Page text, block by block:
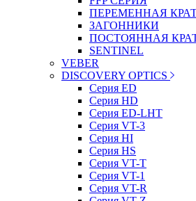
ПЕРЕМЕННАЯ
ЗАГОННИКИ
ПОСТОЯННАЯ
SENTINEL
VEBER
DISCOVERY OPTICS
Серия ED
Серия HD
Серия ED-LHT
Серия VT-3
Серия HI
Серия HS
Серия VT-T
Серия VT-1
Серия VT-R